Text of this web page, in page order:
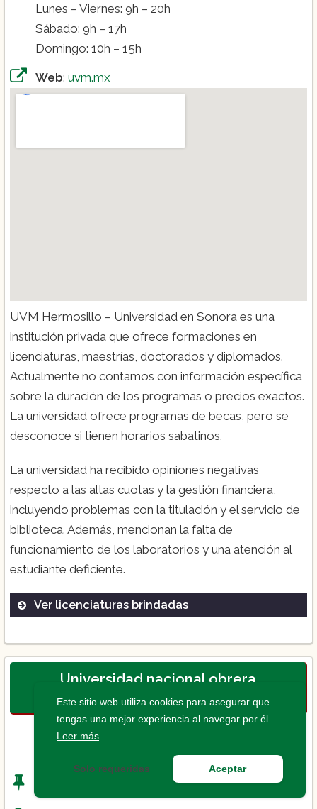
Lunes – Viernes: 9h – 20h
Sábado: 9h – 17h
Domingo: 10h – 15h
Web: uvm.mx
UVM Hermosillo – Universidad en Sonora es una
institución privada que ofrece formaciones en
licenciaturas, maestrías, doctorados y diplomados.
Actualmente no contamos con información específica
sobre la duración de los programas o precios exactos.
La universidad ofrece programas de becas, pero se
desconoce si tienen horarios sabatinos.
La universidad ha recibido opiniones negativas
respecto a las altas cuotas y la gestión financiera,
incluyendo problemas con la titulación y el servicio de
biblioteca. Además, mencionan la falta de
funcionamiento de los laboratorios y una atención al
estudiante deficiente.
Ver licenciaturas brindadas
Medicina
Administración de Empresas
Universidad nacional obrera
Hermosillo
: Universidad nacional obrera Hermosillo
Este sitio web utiliza cookies para asegurar que
tengas una mejor experiencia al navegar por él.
Leer más
Solo requeridas Aceptar